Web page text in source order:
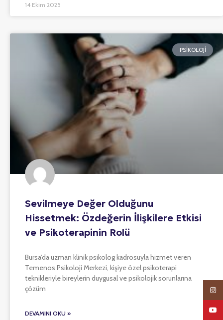
14 Ekim 2025
PSIKOLOJI
Sevilmeye Değer Olduğunu
Hissetmek: Özdeğerin İlişkilere Etkisi
ve Psikoterapinin Rolü
Bursa’da uzman klinik psikolog kadrosuyla hizmet veren
Temenos Psikoloji Merkezi, kişiye özel psikoterapi
teknikleriyle bireylerin duygusal ve psikolojik sorunlarına
çözüm
DEVAMINI OKU »